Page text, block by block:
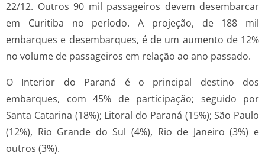
22/12. Outros 90 mil passageiros devem desembarcar
em Curitiba no período. A projeção, de 188 mil
embarques e desembarques, é de um aumento de 12%
no volume de passageiros em relação ao ano passado.
O Interior do Paraná é o principal destino dos
embarques, com 45% de participação; seguido por
Santa Catarina (18%); Litoral do Paraná (15%); São Paulo
(12%), Rio Grande do Sul (4%), Rio de Janeiro (3%) e
outros (3%).